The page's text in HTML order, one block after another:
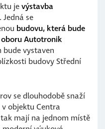
jevýstavba
. Jedná se
budovu, která bude
Autotronik
bude vystaven
budovy Střední
se dlouhodobě snaží
objektu Centra
mají na jednom místě